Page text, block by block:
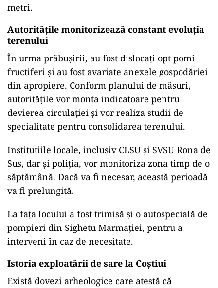
metri.
Autoritățile monitorizează constant evoluția
terenului
În urma prăbușirii, au fost dislocați opt pomi
fructiferi și au fost avariate anexele gospodăriei
din apropiere. Conform planului de măsuri,
autoritățile vor monta indicatoare pentru
devierea circulației și vor realiza studii de
specialitate pentru consolidarea terenului.
Instituțiile locale, inclusiv CLSU și SVSU Rona de
Sus, dar și poliția, vor monitoriza zona timp de o
săptămână. Dacă va fi necesar, această perioadă
va fi prelungită.
La fața locului a fost trimisă și o autospecială de
pompieri din Sighetu Marmației, pentru a
interveni în caz de necesitate.
Istoria exploatării de sare la Coștiui
Există dovezi arheologice care atestă că